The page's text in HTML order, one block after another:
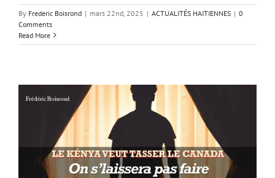
By Frederic Boisrond | mars 22nd, 2025 | ACTUALITÉS HAITIENNES | 0
Comments
Read More